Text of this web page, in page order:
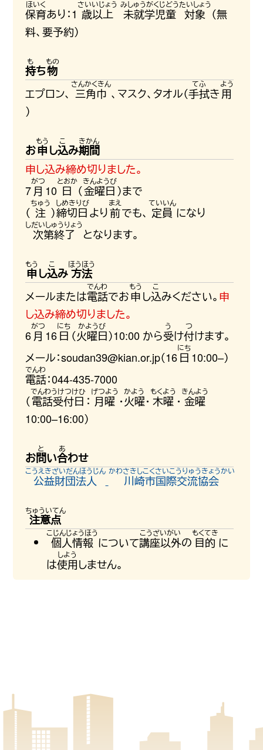
保育あり：1 歳以上 未就学児童 対象 （無
料、要予約）
持ち物
エプロン、 三角巾 、マスク、タオル（手拭き用
）
お申し込み期間
申し込み締め切りました。
7 月 10 日 （金曜日）まで
（ 注 ）締切日より前でも、 定員 になり
次第終了
となります。
申し込み 方法
メールまたは電話でお申し込みください。申
し込み締め切りました。
6 月 16 日 （火曜日）10:00 から受け付けます。
メール：soudan39@kian.or.jp（16 日 10:00–）
電話：044-435-7000
（電話受付日 ： 月曜 ・火曜・ 木曜 ・ 金曜
10:00–16:00）
お問い合わせ
公益財団法人
川崎市国際交流協会
注意点
個人情報 について講座以外の 目的 に
は使用しません。